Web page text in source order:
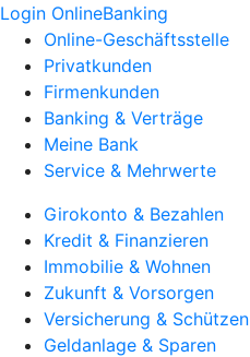
Login OnlineBanking
Online-Geschäftsstelle
Privatkunden
Firmenkunden
Banking & Verträge
Meine Bank
Service & Mehrwerte
Girokonto & Bezahlen
Kredit & Finanzieren
Immobilie & Wohnen
Zukunft & Vorsorgen
Versicherung & Schützen
Geldanlage & Sparen